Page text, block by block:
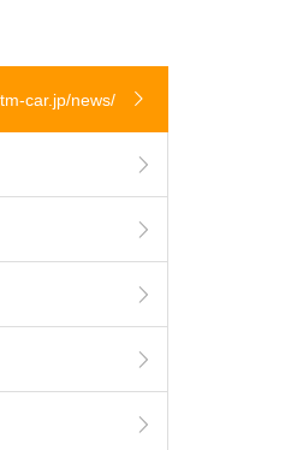
car.jp/news/